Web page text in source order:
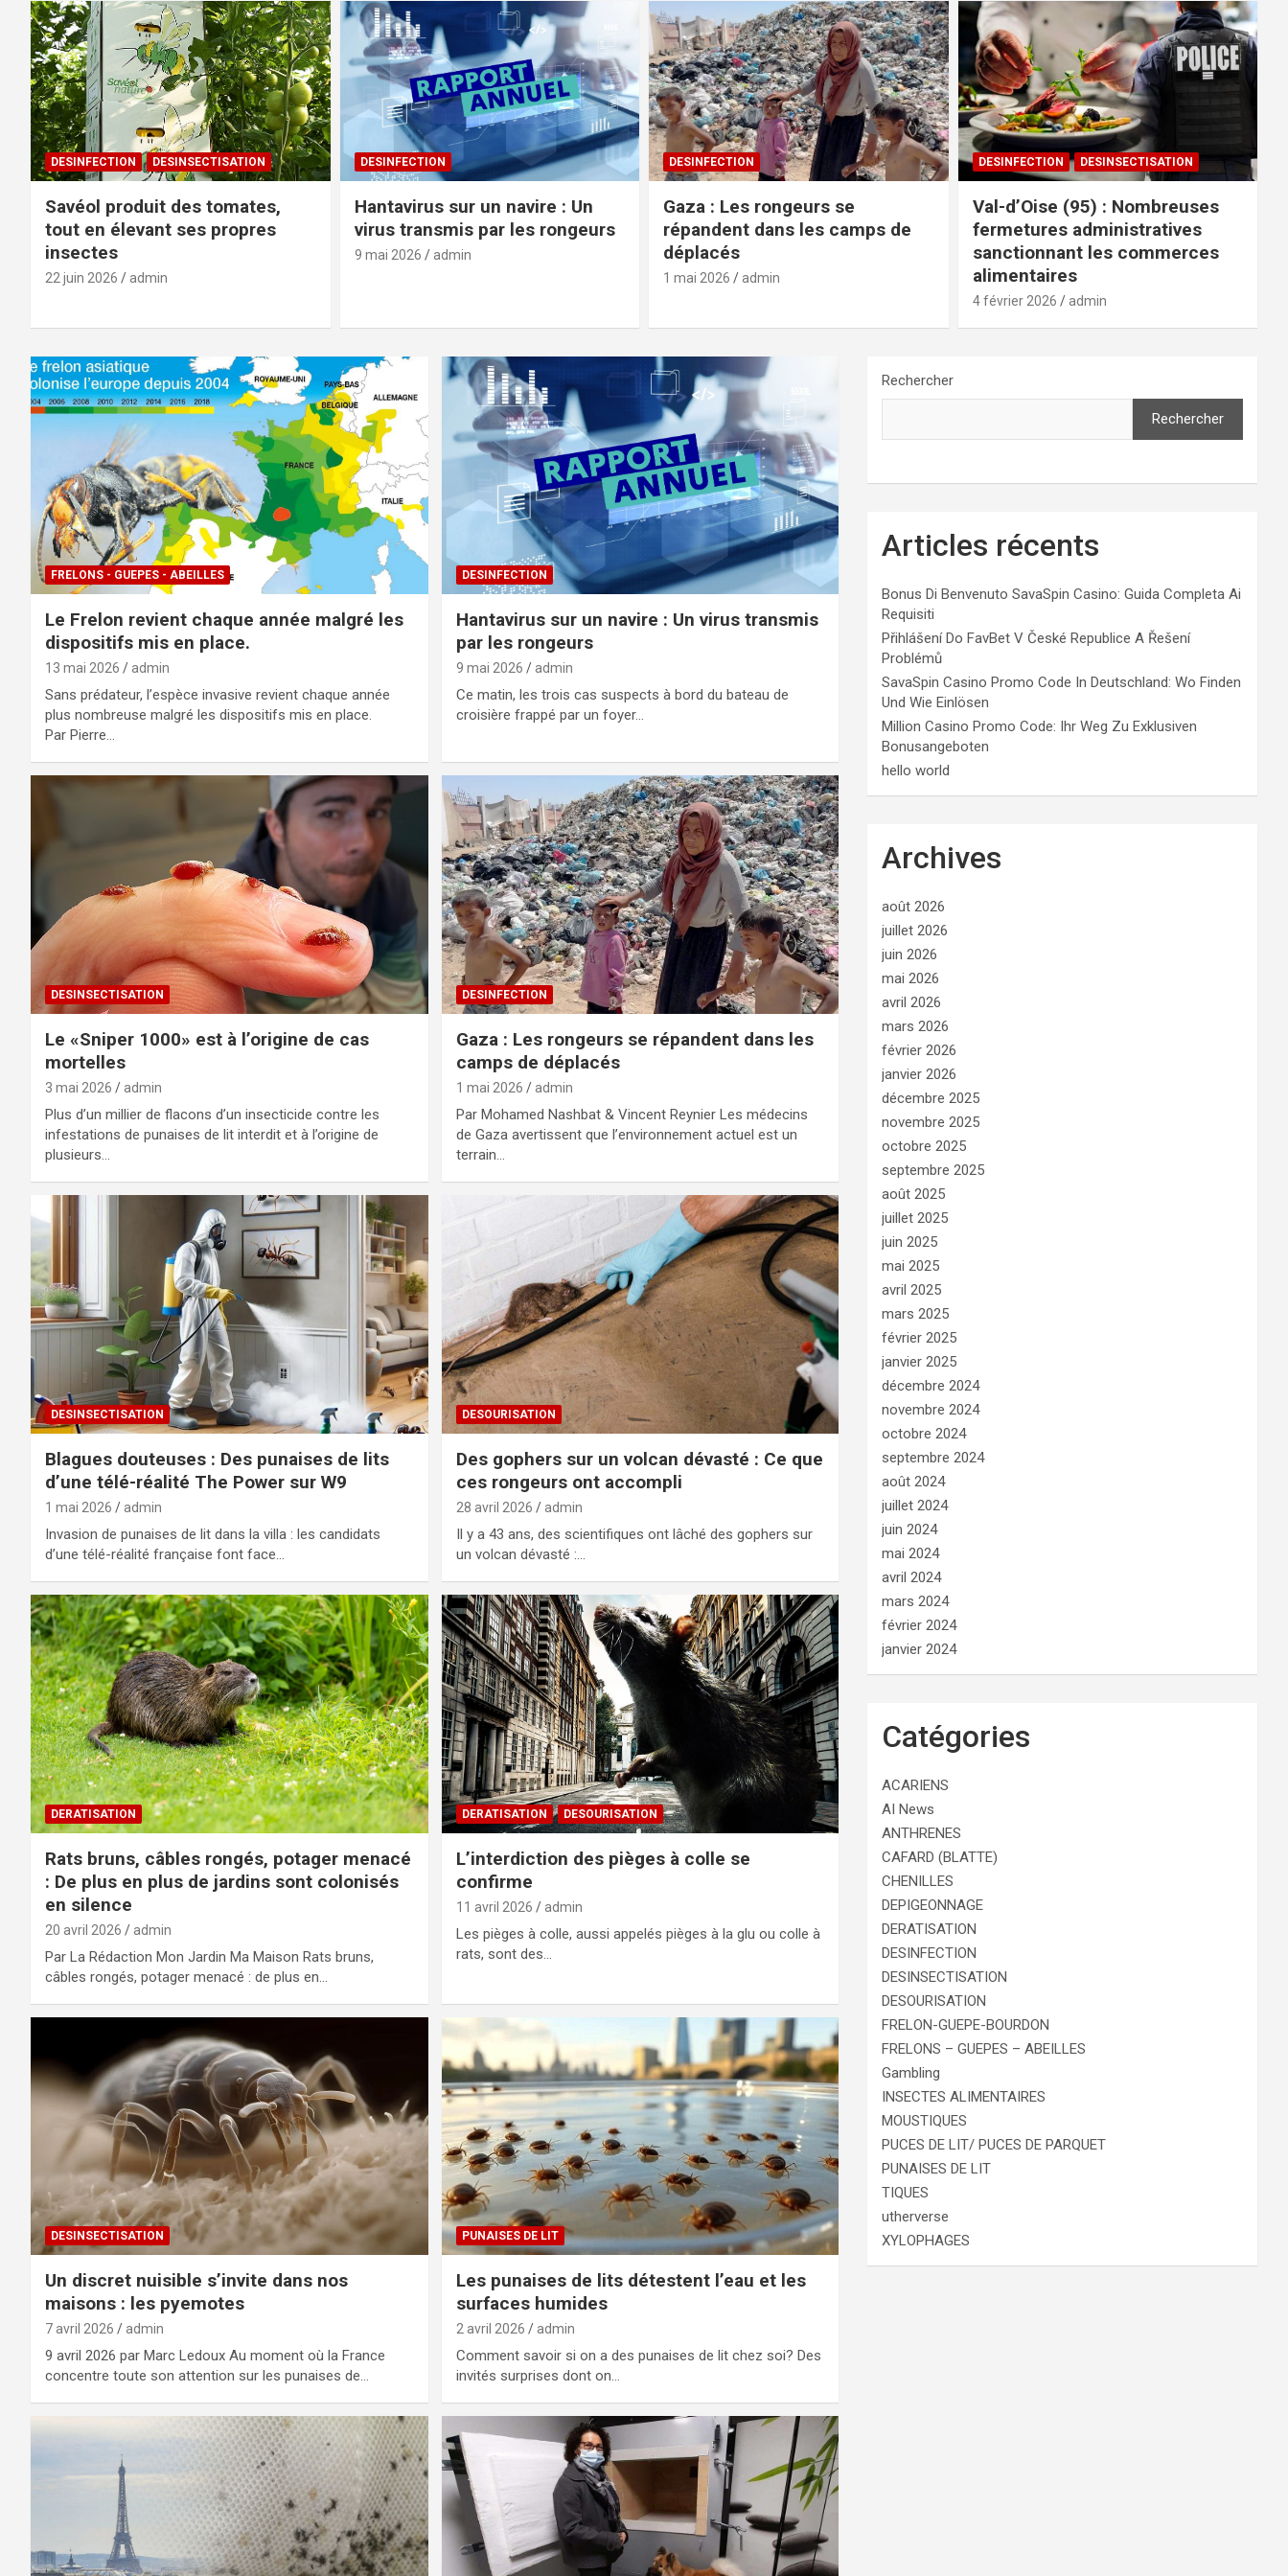
DESINFECTION DESINSECTISATION
Savéol produit des tomates,
tout en élevant ses propres
insectes
22 juin 2026 admin
DESINFECTION
Hantavirus sur un navire : Un
virus transmis par les rongeurs
9 mai 2026 admin
DESINFECTION
Gaza : Les rongeurs se
répandent dans les camps de
déplacés
1 mai 2026 admin
DESINFECTION DESINSECTISATION
Val-d’Oise (95) : Nombreuses
fermetures administratives
sanctionnant les commerces
alimentaires
4 février 2026 admin
FRELONS - GUEPES - ABEILLES
Le Frelon revient chaque année malgré les
dispositifs mis en place.
13 mai 2026 admin
Sans prédateur, l’espèce invasive revient chaque année
plus nombreuse malgré les dispositifs mis en place.
Par Pierre…
DESINFECTION
Hantavirus sur un navire : Un virus transmis
par les rongeurs
9 mai 2026 admin
Ce matin, les trois cas suspects à bord du bateau de
croisière frappé par un foyer…
DESINSECTISATION
Le «Sniper 1000» est à l’origine de cas
mortelles
3 mai 2026 admin
Plus d’un millier de flacons d’un insecticide contre les
infestations de punaises de lit interdit et à l’origine de
plusieurs…
DESINFECTION
Gaza : Les rongeurs se répandent dans les
camps de déplacés
1 mai 2026 admin
Par Mohamed Nashbat & Vincent Reynier Les médecins
de Gaza avertissent que l’environnement actuel est un
terrain…
DESINSECTISATION
Blagues douteuses : Des punaises de lits
d’une télé-réalité The Power sur W9
1 mai 2026 admin
Invasion de punaises de lit dans la villa : les candidats
d’une télé-réalité française font face…
DESOURISATION
Des gophers sur un volcan dévasté : Ce que
ces rongeurs ont accompli
28 avril 2026 admin
Il y a 43 ans, des scientifiques ont lâché des gophers sur
un volcan dévasté :…
DERATISATION
Rats bruns, câbles rongés, potager menacé
: De plus en plus de jardins sont colonisés
en silence
20 avril 2026 admin
Par La Rédaction Mon Jardin Ma Maison Rats bruns,
câbles rongés, potager menacé : de plus en…
DERATISATION DESOURISATION
L’interdiction des pièges à colle se
confirme
11 avril 2026 admin
Les pièges à colle, aussi appelés pièges à la glu ou colle à
rats, sont des…
DESINSECTISATION
Un discret nuisible s’invite dans nos
maisons : les pyemotes
7 avril 2026 admin
9 avril 2026 par Marc Ledoux Au moment où la France
concentre toute son attention sur les punaises de…
PUNAISES DE LIT
Les punaises de lits détestent l’eau et les
surfaces humides
2 avril 2026 admin
Comment savoir si on a des punaises de lit chez soi? Des
invités surprises dont on…
Rechercher
Rechercher
Articles récents
Bonus Di Benvenuto SavaSpin Casino: Guida Completa Ai
Requisiti
Přihlášení Do FavBet V České Republice A Řešení
Problémů
SavaSpin Casino Promo Code In Deutschland: Wo Finden
Und Wie Einlösen
Million Casino Promo Code: Ihr Weg Zu Exklusiven
Bonusangeboten
hello world
Archives
août 2026
juillet 2026
juin 2026
mai 2026
avril 2026
mars 2026
février 2026
janvier 2026
décembre 2025
novembre 2025
octobre 2025
septembre 2025
août 2025
juillet 2025
juin 2025
mai 2025
avril 2025
mars 2025
février 2025
janvier 2025
décembre 2024
novembre 2024
octobre 2024
septembre 2024
août 2024
juillet 2024
juin 2024
mai 2024
avril 2024
mars 2024
février 2024
janvier 2024
Catégories
ACARIENS
AI News
ANTHRENES
CAFARD (BLATTE)
CHENILLES
DEPIGEONNAGE
DERATISATION
DESINFECTION
DESINSECTISATION
DESOURISATION
FRELON-GUEPE-BOURDON
FRELONS – GUEPES – ABEILLES
Gambling
INSECTES ALIMENTAIRES
MOUSTIQUES
PUCES DE LIT/ PUCES DE PARQUET
PUNAISES DE LIT
TIQUES
utherverse
XYLOPHAGES